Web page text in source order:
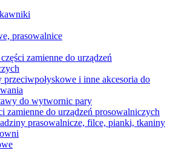
prasowalnice
zamienne do urządzeń
przeciwpołyskowe i inne akcesoria do
do wytwornic pary
zamienne do urządzeń prosowalniczych
prasowalnicze, filce, pianki, tkaniny